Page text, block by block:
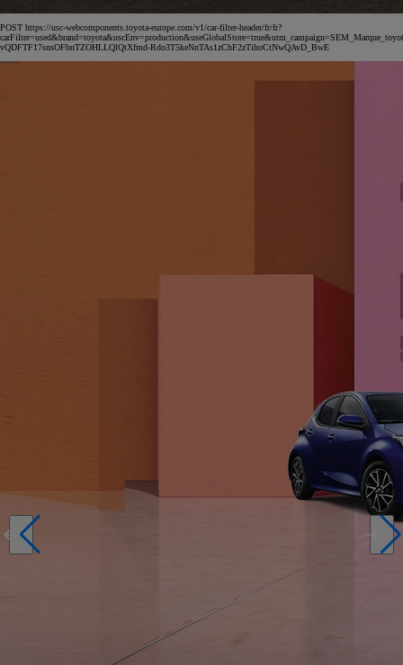
POST https://usc-webcomponents.toyota-europe.com/v1/car-filter-header/fr/fr?
vQDFTF17snsOFbnTZOHLLQlQtXfmd-Rdo3T5keNnTAs1zChF2zTihoCtNwQAvD_BwE